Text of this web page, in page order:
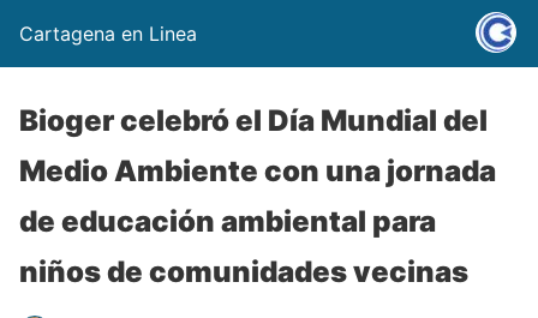
Cartagena en Linea
Bioger celebró el Día Mundial del
Medio Ambiente con una jornada
de educación ambiental para
niños de comunidades vecinas